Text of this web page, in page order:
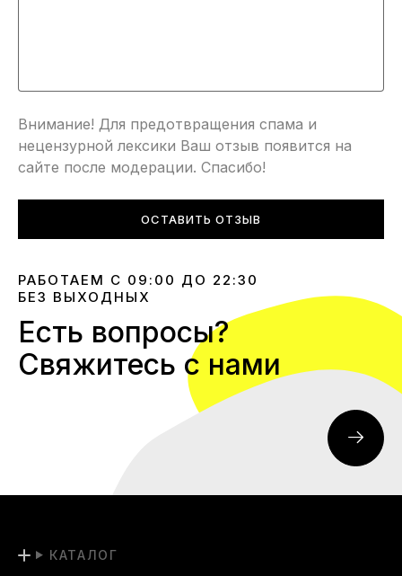
Внимание! Для предотвращения спама и
нецензурной лексики Ваш отзыв появится на
сайте после модерации. Спасибо!
ОСТАВИТЬ ОТЗЫВ
РАБОТАЕМ С 09:00 ДО 22:30
БЕЗ ВЫХОДНЫХ
Есть вопросы?
Свяжитесь с нами
КАТАЛОГ